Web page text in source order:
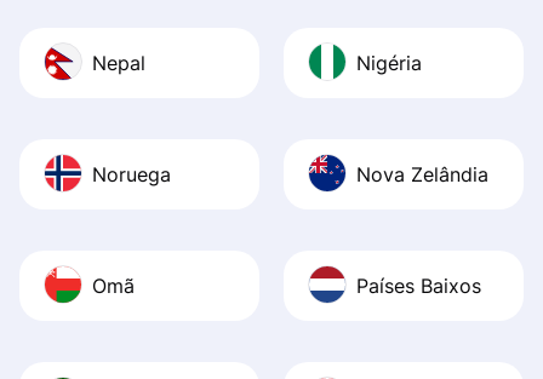
Nepal Nigéria
Noruega Nova Zelândia
Omã Países Baixos